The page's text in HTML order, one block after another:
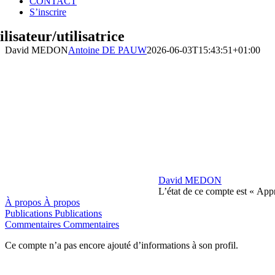
S’inscrire
utilisatrice
David MEDONAntoine DE PAUW2026-06-03T15:43:51+01:00
David MEDON
L’état de ce compte est «
À propos À propos
Publications Publications
Commentaires Commentaires
Ce compte n’a pas encore ajouté d’informations à son profil.